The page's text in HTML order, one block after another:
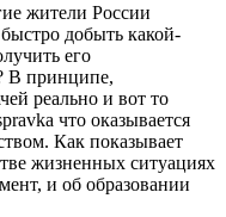
жители России
добыть какой-
его
В принципе,
реально и вот то
что оказывается
Как показывает
жизненных ситуациях
и об образовании